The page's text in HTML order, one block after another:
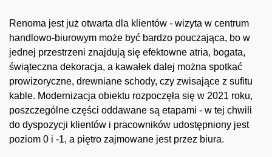
Renoma jest już otwarta dla klientów - wizyta w centrum
handlowo-biurowym może być bardzo pouczająca, bo w
jednej przestrzeni znajdują się efektowne atria, bogata,
świąteczna dekoracja, a kawałek dalej można spotkać
prowizoryczne, drewniane schody, czy zwisające z sufitu
kable. Modernizacja obiektu rozpoczęła się w 2021 roku,
poszczególne części oddawane są etapami - w tej chwili
do dyspozycji klientów i pracowników udostępniony jest
poziom 0 i -1, a piętro zajmowane jest przez biura.